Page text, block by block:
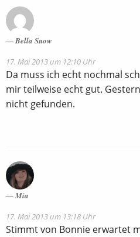
Bella Snow
17. Mai 2013 um 12:10 Uhr
Da muss ich echt nochmal
mir teilweise echt gut.
nicht gefunden.
Mia
17. Mai 2013 um 13:18 Uhr
Stimmt von Bonnie erwartet